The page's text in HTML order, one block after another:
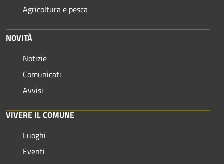
Agricoltura e pesca
NOVITÀ
Notizie
Comunicati
Avvisi
VIVERE IL COMUNE
Luoghi
Eventi